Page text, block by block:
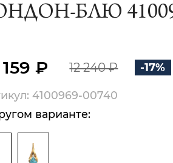
БЛЮ
₽ 12 240 ₽ -17%
4100969-00740
варианте: